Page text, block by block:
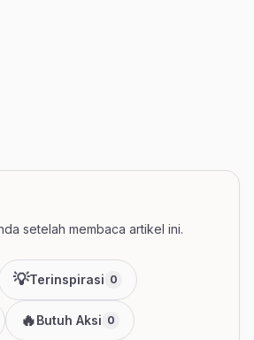
setelah membaca artikel ini.
💡Terinspirasi 0
🔥Butuh Aksi 0